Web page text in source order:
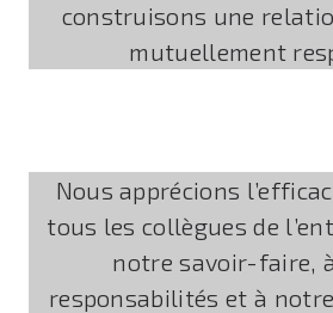
construisons une
mutuellement
Nous apprécions
tous les collègues de
notre savoir-faire,
responsabilités et à